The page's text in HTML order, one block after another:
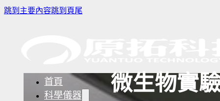
跳到主要內容跳到頁尾
首頁
科學儀器
微生物實